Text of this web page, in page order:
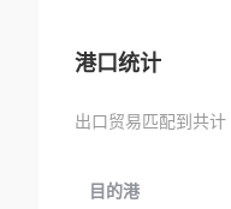
港口统计
出口贸易匹配到共计
目的港